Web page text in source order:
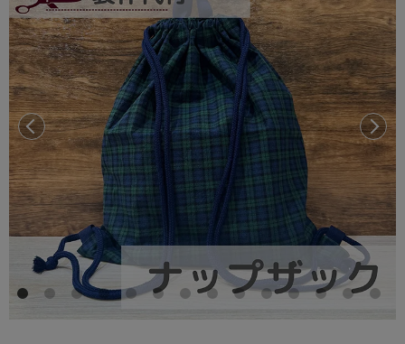
前へ 次へ